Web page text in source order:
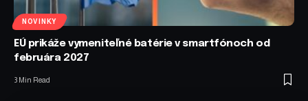
NOVINKY
EÚ prikáže vymeniteľné batérie v smartfónoch od
februára 2027
3 Min Read